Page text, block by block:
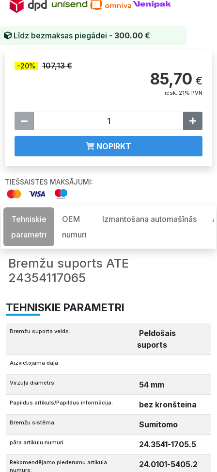
Līdz bezmaksas piegādei - 300.00 €
-20% 107,13 €
85,70 €
iesk. 21% PVN
NOPIRKT
TIEŠSAISTES MAKSĀJUMI:
Tehniskie
parametri
OEM
numuri
Izmantošana automašīnās
Bremžu suports ATE
24354117065
TEHNISKIE PARAMETRI
Bremžu suporta veids:
Peldošais
suports
Aizvietojamā daļa
Virzuļa diametrs: 54 mm
Papildus artikuls/Papildus informācija: bez kronšteina
Bremžu sistēma: Sumitomo
pāra artikulu numuri: 24.3541-1705.5
Rekomendējamo piederumu artikula
numurs:
24.0101-5405.2